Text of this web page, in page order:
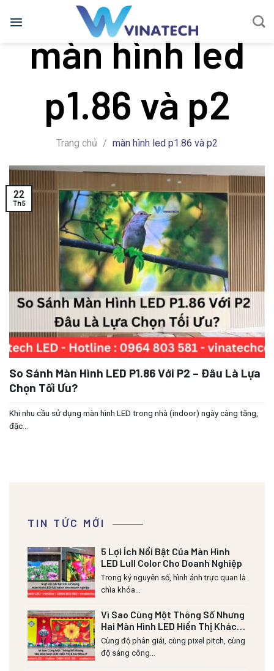
qua
màn hình led
p1.86 và p2
Trang chủ / màn hình led p1.86 và p2
TIN TỨC MỚI
5 Lợi Ích Nổi Bật Của Màn Hình
LED Lull Color Cho Doanh Nghiệp
Trong kỷ nguyên số, hình ảnh trực quan là
chìa khóa...
Vì Sao Cùng Một Thông Số Nhưng
Hai Màn Hình LED Hiển Thị Khác
Nhau?
Cùng độ phân giải, cùng pixel pitch, cùng
độ sáng công...
So Sánh Màn Hình LED P1.86 Với P2 – Đâu Là Lựa
Chọn Tối Ưu?
Khi nhu cầu sử dụng màn hình LED trong nhà (indoor) ngày càng tăng,
đặc...
22
Th5